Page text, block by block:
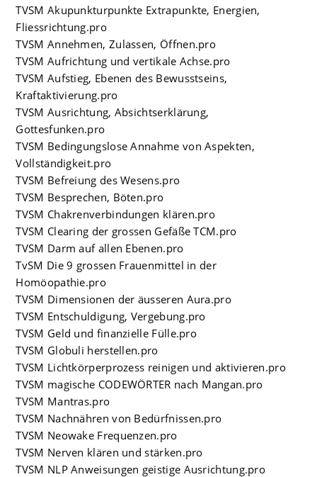
TVSM Akupunkturpunkte Extrapunkte, Energien,
Fliessrichtung.pro
TVSM Annehmen, Zulassen, Öffnen.pro
TVSM Aufrichtung und vertikale Achse.pro
TVSM Aufstieg, Ebenen des Bewusstseins,
Kraftaktivierung.pro
TVSM Ausrichtung, Absichtserklärung,
Gottesfunken.pro
TVSM Bedingungslose Annahme von Aspekten,
Vollständigkeit.pro
TVSM Befreiung des Wesens.pro
TVSM Besprechen, Böten.pro
TVSM Chakrenverbindungen klären.pro
TVSM Clearing der grossen Gefäße TCM.pro
TVSM Darm auf allen Ebenen.pro
TvSM Die 9 grossen Frauenmittel in der
Homöopathie.pro
TVSM Dimensionen der äusseren Aura.pro
TVSM Entschuldigung, Vergebung.pro
TVSM Geld und finanzielle Fülle.pro
TVSM Globuli herstellen.pro
TVSM Lichtkörperprozess reinigen und aktivieren.pro
TVSM magische CODEWÖRTER nach Mangan.pro
TVSM Mantras.pro
TVSM Nachnähren von Bedürfnissen.pro
TVSM Neowake Frequenzen.pro
TVSM Nerven klären und stärken.pro
TVSM NLP Anweisungen geistige Ausrichtung.pro